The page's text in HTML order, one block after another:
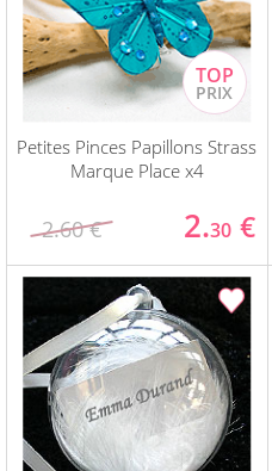
Petites Pinces Papillons Strass
Marque Place x4
2.60 € 2.30 €